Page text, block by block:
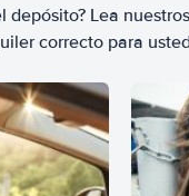
depósito? Lea
correcto para